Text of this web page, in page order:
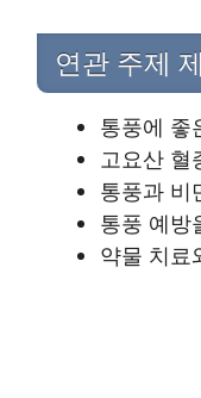
연관 주제
통풍에 좋
고요산 혈
통풍과 비
통풍 예방
약물 치료